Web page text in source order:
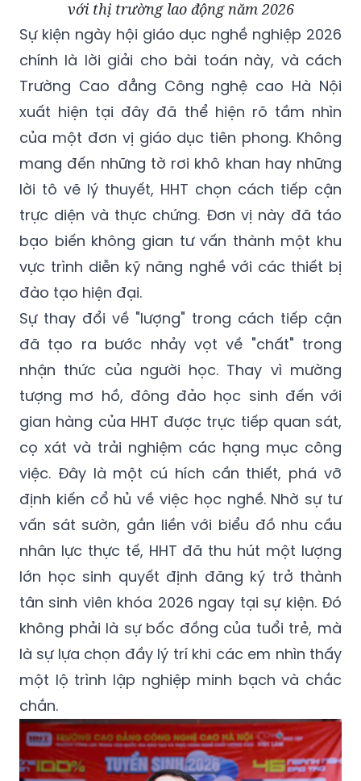
với thị trường lao động năm 2026
Sự kiện ngày hội giáo dục nghề nghiệp 2026
chính là lời giải cho bài toán này, và cách
Trường Cao đẳng Công nghệ cao Hà Nội
xuất hiện tại đây đã thể hiện rõ tầm nhìn
của một đơn vị giáo dục tiên phong. Không
mang đến những tờ rơi khô khan hay những
lời tô vẽ lý thuyết, HHT chọn cách tiếp cận
trực diện và thực chứng. Đơn vị này đã táo
bạo biến không gian tư vấn thành một khu
vực trình diễn kỹ năng nghề với các thiết bị
đào tạo hiện đại.
Sự thay đổi về "lượng" trong cách tiếp cận
đã tạo ra bước nhảy vọt về "chất" trong
nhận thức của người học. Thay vì mường
tượng mơ hồ, đông đảo học sinh đến với
gian hàng của HHT được trực tiếp quan sát,
cọ xát và trải nghiệm các hạng mục công
việc. Đây là một cú hích cần thiết, phá vỡ
định kiến cổ hủ về việc học nghề. Nhờ sự tư
vấn sát sườn, gắn liền với biểu đồ nhu cầu
nhân lực thực tế, HHT đã thu hút một lượng
lớn học sinh quyết định đăng ký trở thành
tân sinh viên khóa 2026 ngay tại sự kiện. Đó
không phải là sự bốc đồng của tuổi trẻ, mà
là sự lựa chọn đầy lý trí khi các em nhìn thấy
một lộ trình lập nghiệp minh bạch và chắc
chắn.